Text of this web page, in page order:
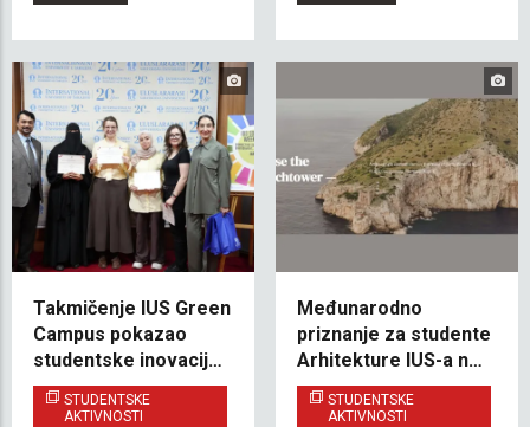
Takmičenje IUS Green
Campus pokazao
studentske inovacije
za održiviji kampus
STUDENTSKE
AKTIVNOSTI
Međunarodno
priznanje za studente
Arhitekture IUS-a na
konkursu „Reuse the
Watchtower”
STUDENTSKE
AKTIVNOSTI